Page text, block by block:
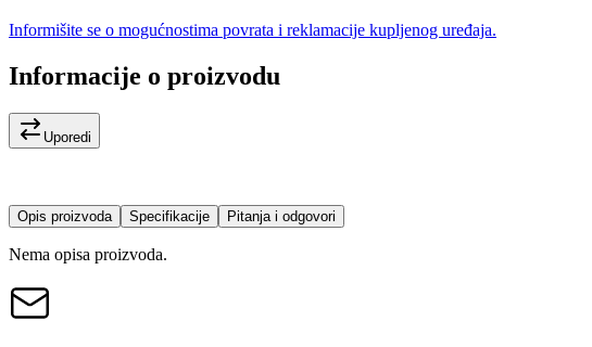
Informišite se o mogućnostima povrata i reklamacije kupljenog uređaja.
Informacije o proizvodu
Uporedi
Opis proizvoda Specifikacije Pitanja i odgovori
Nema opisa proizvoda.